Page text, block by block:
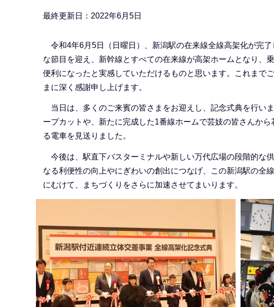
最終更新日：2022年6月5日
令和4年6月5日（日曜日）、新潟駅の在来線全線高架化が完
な節目を迎え、新幹線とすべての在来線が高架ホームとなり、
便利になったと実感していただけるものと思います。これまで
まに深く感謝申し上げます。
当日は、多くのご来賓の皆さまをお迎えし、記念式典を行い
ープカットや、新たに完成した1番線ホームで芸妓の皆さんか
る電車を見送りました。
今後は、駅直下バスターミナルや新しい万代広場の段階的な
なる利便性の向上やにぎわいの創出につなげ、この新潟駅の全
にむけて、まちづくりをさらに加速させてまいります。